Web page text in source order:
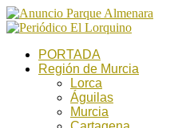
PORTADA
Región de Murcia
Lorca
Águilas
Murcia